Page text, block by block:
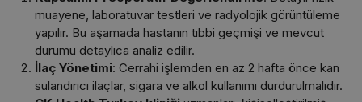
muayene, laboratuvar testleri ve radyolojik görüntüleme
yapılır. Bu aşamada hastanın tıbbi geçmişi ve mevcut
durumu detaylıca analiz edilir.
İlaç Yönetimi: Cerrahi işlemden en az 2 hafta önce kan
sulandırıcı ilaçlar, sigara ve alkol kullanımı durdurulmalıdır.